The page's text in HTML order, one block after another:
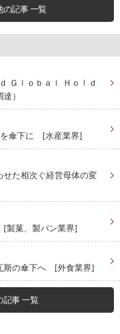
の記事 一覧
Ｇｌｏｂａｌ Ｈｏｌｄ
）
を傘下に [水産業界]
た相次ぐ経営母体の変
製菓、製パン業界]
斯の傘下へ [外食業界]
記事 一覧